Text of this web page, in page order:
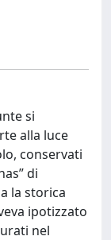
si
alla luce
conservati
di
la storica
ipotizzato
nel